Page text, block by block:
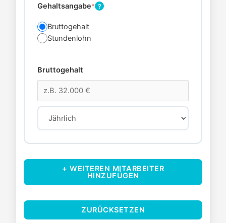
Gehaltsangabe* ?
Bruttogehalt
Stundenlohn
Bruttogehalt
+ WEITEREN MITARBEITER
HINZUFÜGEN
ZURÜCKSETZEN